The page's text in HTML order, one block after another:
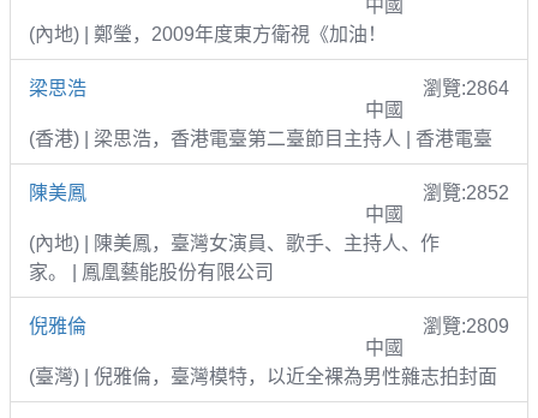
中國
(內地) | 鄭瑩，2009年度東方衛視《加油！
梁思浩
瀏覽:2864
中國
(香港) | 梁思浩，香港電臺第二臺節目主持人 | 香港電臺
陳美鳳
瀏覽:2852
中國
(內地) | 陳美鳳，臺灣女演員、歌手、主持人、作
家。 | 鳳凰藝能股份有限公司
倪雅倫
瀏覽:2809
中國
(臺灣) | 倪雅倫，臺灣模特，以近全裸為男性雜志拍封面